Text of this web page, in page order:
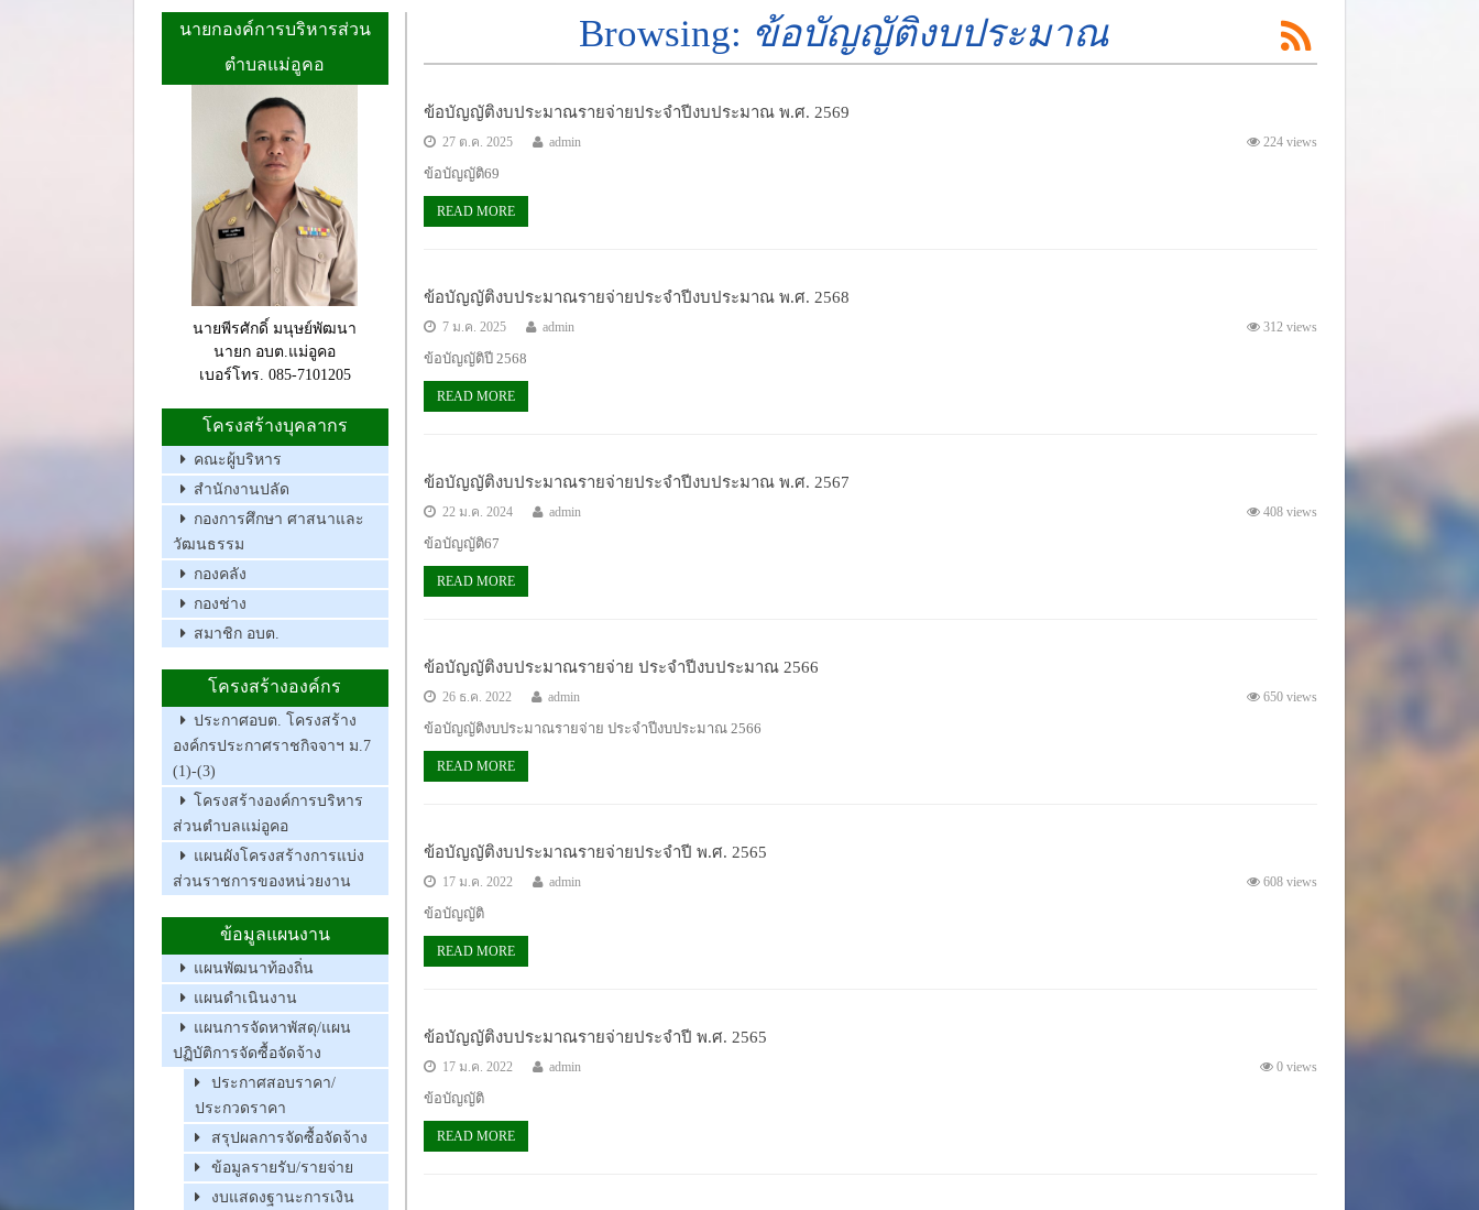
นายกองค์การบริหารส่วน
ตำบลแม่อูคอ
นายพีรศักดิ์ มนุษย์พัฒนา
นายก อบต.แม่อูคอ
เบอร์โทร. 085-7101205
โครงสร้างบุคลากร
คณะผู้บริหาร
สำนักงานปลัด
กองการศึกษา ศาสนาและ
วัฒนธรรม
กองคลัง
กองช่าง
สมาชิก อบต.
โครงสร้างองค์กร
ประกาศอบต. โครงสร้าง
องค์กรประกาศราชกิจจาฯ ม.7
(1)-(3)
โครงสร้างองค์การบริหาร
ส่วนตำบลแม่อูคอ
แผนผังโครงสร้างการแบ่ง
ส่วนราชการของหน่วยงาน
ข้อมูลแผนงาน
แผนพัฒนาท้องถิ่น
แผนดำเนินงาน
แผนการจัดหาพัสดุ/แผน
ปฏิบัติการจัดซื้อจัดจ้าง
ประกาศสอบราคา/
ประกวดราคา
สรุปผลการจัดซื้อจัดจ้าง
ข้อมูลรายรับ/รายจ่าย
งบแสดงฐานะการเงิน
Browsing: ข้อบัญญัติงบประมาณ
ข้อบัญญัติงบประมาณรายจ่ายประจำปีงบประมาณ พ.ศ. 2569
27 ต.ค. 2025 224 views
admin
ข้อบัญญัติ69
READ MORE
ข้อบัญญัติงบประมาณรายจ่ายประจำปีงบประมาณ พ.ศ. 2568
7 ม.ค. 2025 312 views
admin
ข้อบัญญัติปี 2568
READ MORE
ข้อบัญญัติงบประมาณรายจ่ายประจำปีงบประมาณ พ.ศ. 2567
22 ม.ค. 2024 408 views
admin
ข้อบัญญัติ67
READ MORE
ข้อบัญญัติงบประมาณรายจ่าย ประจำปีงบประมาณ 2566
26 ธ.ค. 2022 650 views
admin
ข้อบัญญัติงบประมาณรายจ่าย ประจำปีงบประมาณ 2566
READ MORE
ข้อบัญญัติงบประมาณรายจ่ายประจำปี พ.ศ. 2565
17 ม.ค. 2022 608 views
admin
ข้อบัญญัติ
READ MORE
ข้อบัญญัติงบประมาณรายจ่ายประจำปี พ.ศ. 2565
17 ม.ค. 2022 0 views
admin
ข้อบัญญัติ
READ MORE